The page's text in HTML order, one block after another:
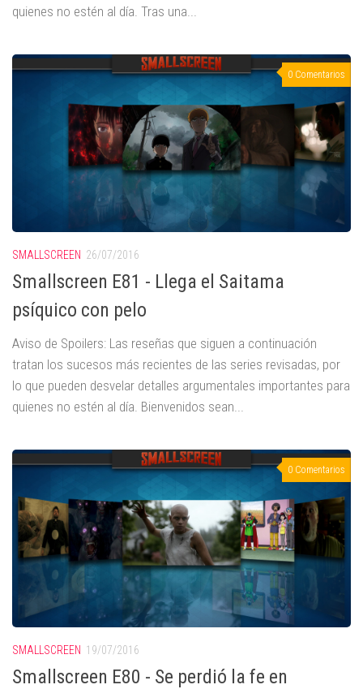
quienes no estén al día. Tras una...
0 Comentarios
SMALLSCREEN 26/07/2016
Smallscreen E81 - Llega el Saitama
psíquico con pelo
Aviso de Spoilers: Las reseñas que siguen a continuación
tratan los sucesos más recientes de las series revisadas, por
lo que pueden desvelar detalles argumentales importantes para
quienes no estén al día. Bienvenidos sean...
0 Comentarios
SMALLSCREEN 19/07/2016
Smallscreen E80 - Se perdió la fe en